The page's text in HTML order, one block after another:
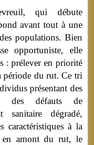
qui débute
avant tout à une
populations. Bien
opportuniste, elle
: prélever en priorité
période du rut. Ce tri
présentant des
des défauts de
sanitaire dégradé,
caractéristiques à la
en amont du rut, le